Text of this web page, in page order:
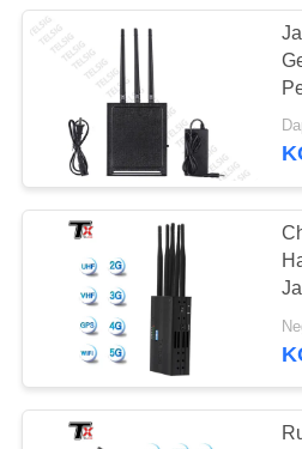
HUBUNGI
KAMI
BERITA
BLOG
PERMINTAAN
PENAWARAN
SITEMAP
Modul
Penguat